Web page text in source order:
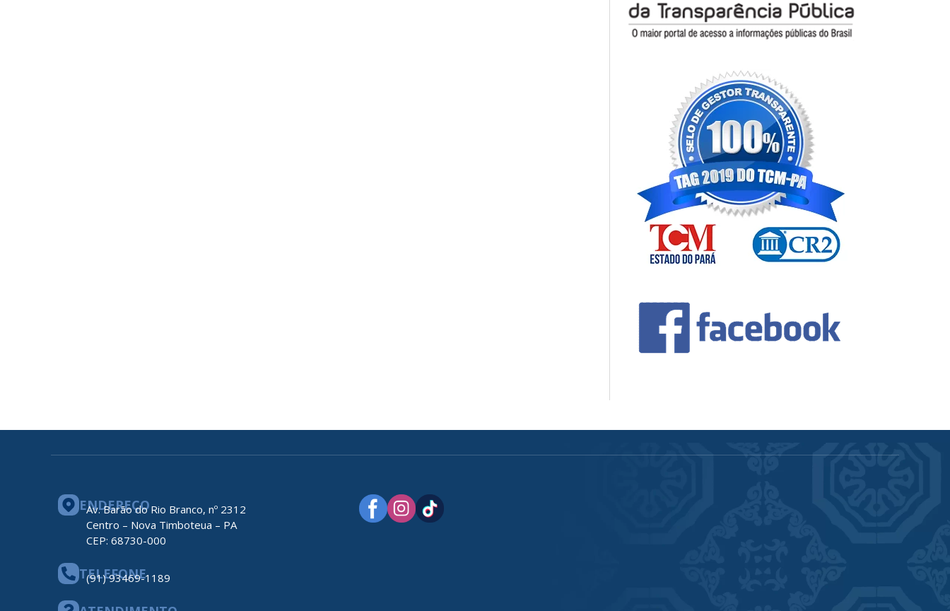
ENDEREÇO
Av. Barão do Rio Branco, nº 2312
Centro – Nova Timboteua – PA
CEP: 68730-000
TELEFONE
(91) 93469-1189